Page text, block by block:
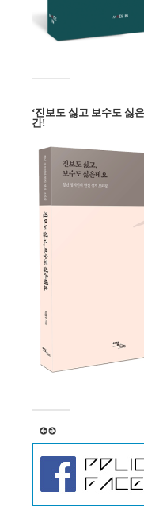
‘진보도 싫고 보수도 싫
간!